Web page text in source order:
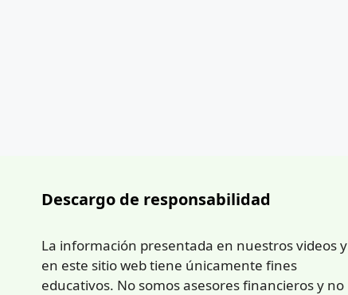
Descargo de responsabilidad
La información presentada en nuestros videos y
en este sitio web tiene únicamente fines
educativos. No somos asesores financieros y no